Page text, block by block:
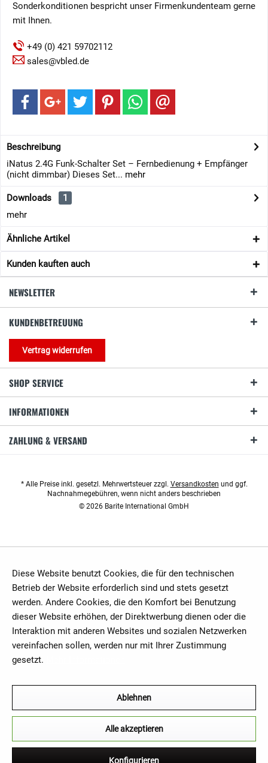
Sonderkonditionen bespricht unser Firmenkundenteam gerne
mit Ihnen.
+49 (0) 421 59702112
sales@vbled.de
Beschreibung
iNatus 2.4G Funk-Schalter Set – Fernbedienung + Empfänger
(nicht dimmbar) Dieses Set... mehr
Downloads
1
mehr
Ähnliche Artikel
Kunden kauften auch
NEWSLETTER
KUNDENBETREUUNG
Vertrag widerrufen
SHOP SERVICE
INFORMATIONEN
ZAHLUNG & VERSAND
* Alle Preise inkl. gesetzl. Mehrwertsteuer zzgl. Versandkosten und ggf.
Nachnahmegebühren, wenn nicht anders beschrieben
© 2026 Barite International GmbH
Diese Website benutzt Cookies, die für den technischen
Betrieb der Website erforderlich sind und stets gesetzt
werden. Andere Cookies, die den Komfort bei Benutzung
dieser Website erhöhen, der Direktwerbung dienen oder die
Interaktion mit anderen Websites und sozialen Netzwerken
vereinfachen sollen, werden nur mit Ihrer Zustimmung
gesetzt.
Ablehnen
Alle akzeptieren
Konfigurieren